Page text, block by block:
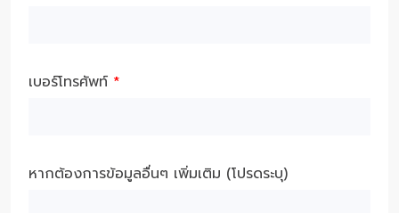
เบอร์โทรศัพท์ *
หากต้องการข้อมูลอื่นๆ เพิ่มเติม (โปรดระบุ)